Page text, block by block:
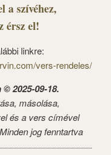
a szívéhez,
érsz el!
linkre:
vers-rendeles/
2025-09-18.
másolása,
és a vers címével
jog fenntartva